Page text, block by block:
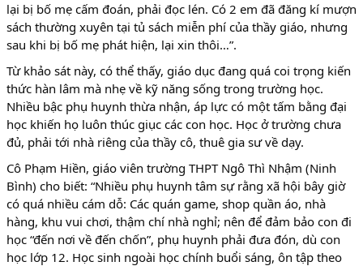
lại bị bố mẹ cấm đoán, phải đọc lén. Có 2 em đã đăng kí mượn
sách thường xuyên tại tủ sách miễn phí của thầy giáo, nhưng
sau khi bị bố mẹ phát hiện, lại xin thôi…”.
Từ khảo sát này, có thể thấy, giáo dục đang quá coi trọng kiến
thức hàn lâm mà nhẹ về kỹ năng sống trong trường học.
Nhiều bậc phụ huynh thừa nhận, áp lực có một tấm bằng đại
học khiến họ luôn thúc giục các con học. Học ở trường chưa
đủ, phải tới nhà riêng của thầy cô, thuê gia sư về dạy.
Cô Phạm Hiền, giáo viên trường THPT Ngô Thì Nhậm (Ninh
Bình) cho biết: “Nhiều phụ huynh tâm sự rằng xã hội bây giờ
có quá nhiều cám dỗ: Các quán game, shop quần áo, nhà
hàng, khu vui chơi, thậm chí nhà nghỉ; nên để đảm bảo con đi
học “đến nơi về đến chốn”, phụ huynh phải đưa đón, dù con
học lớp 12. Học sinh ngoài học chính buổi sáng, ôn tập theo